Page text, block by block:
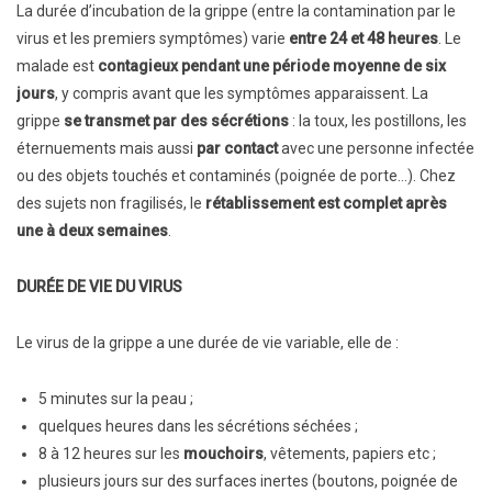
La durée d’incubation de la grippe (entre la contamination par le
virus et les premiers symptômes) varie entre 24 et 48 heures. Le
malade est contagieux pendant une période moyenne de six
jours, y compris avant que les symptômes apparaissent. La
grippe se transmet par des sécrétions : la toux, les postillons, les
éternuements mais aussi par contactavec une personne infectée
ou des objets touchés et contaminés (poignée de porte…). Chez
des sujets non fragilisés, le rétablissement est complet après
une à deux semaines.
DURÉE DE VIE DU VIRUS
Le virus de la grippe a une durée de vie variable, elle de :
5 minutes sur la peau ;
quelques heures dans les sécrétions séchées ;
8 à 12 heures sur les mouchoirs, vêtements, papiers etc ;
plusieurs jours sur des surfaces inertes (boutons, poignée de